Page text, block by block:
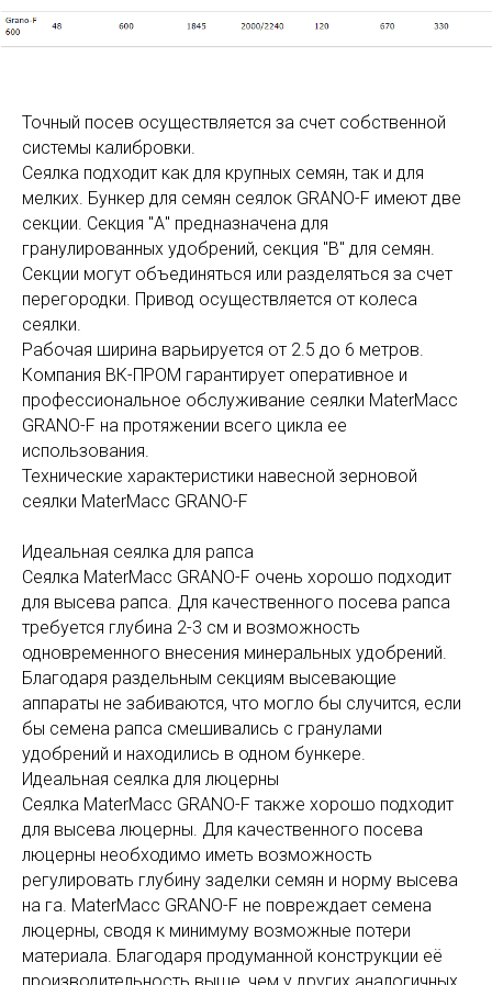
Точный посев осуществляется за счет собственной
системы калибровки.
Сеялка подходит как для крупных семян, так и для
мелких. Бункер для семян сеялок GRANO-F имеют две
секции. Секция "А" предназначена для
гранулированных удобрений, секция "В" для семян.
Секции могут объединяться или разделяться за счет
перегородки. Привод осуществляется от колеса
сеялки.
Рабочая ширина варьируется от 2.5 до 6 метров.
Компания ВК-ПРОМ гарантирует оперативное и
профессиональное обслуживание сеялки MaterMacc
GRANO-F на протяжении всего цикла ее
использования.
Технические характеристики навесной зерновой
сеялки MaterMacc GRANO-F
Идеальная сеялка для рапса
Сеялка MaterMacc GRANO-F очень хорошо подходит
для высева рапса. Для качественного посева рапса
требуется глубина 2-3 см и возможность
одновременного внесения минеральных удобрений.
Благодаря раздельным секциям высевающие
аппараты не забиваются, что могло бы случится, если
бы семена рапса смешивались с гранулами
удобрений и находились в одном бункере.
Идеальная сеялка для люцерны
Сеялка MaterMacc GRANO-F также хорошо подходит
для высева люцерны. Для качественного посева
люцерны необходимо иметь возможность
регулировать глубину заделки семян и норму высева
на га. MaterMacc GRANO-F не повреждает семена
люцерны, сводя к минимуму возможные потери
материала. Благодаря продуманной конструкции её